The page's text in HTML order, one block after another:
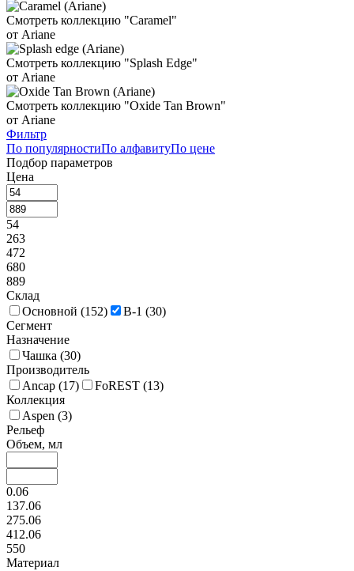
Смотреть коллекцию "Caramel"
от Ariane
Смотреть коллекцию "Splash Edge"
от Ariane
Смотреть коллекцию "Oxide Tan Brown"
от Ariane
Фильтр
По популярностиПо алфавитуПо цене
Подбор параметров
Цена
54
263
472
680
889
Склад
Основной (152) В-1 (30)
Сегмент
Назначение
Чашка (30)
Производитель
Ancap (17) FoREST (13)
Коллекция
Aspen (3)
Рельеф
Объем, мл
0.06
137.06
275.06
412.06
550
Материал